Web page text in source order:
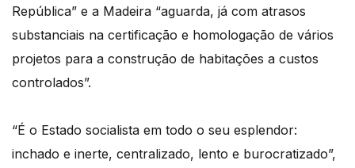
República” e a Madeira “aguarda, já com atrasos
substanciais na certificação e homologação de vários
projetos para a construção de habitações a custos
controlados”.
“É o Estado socialista em todo o seu esplendor:
inchado e inerte, centralizado, lento e burocratizado”,